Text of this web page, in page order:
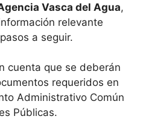
Vasca del Agua,
relevante
a seguir.
cuenta que se deberán
requeridos en
Administrativo Común
Públicas.